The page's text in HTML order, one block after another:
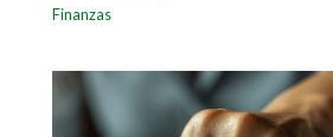
Finanzas